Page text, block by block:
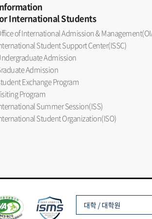
International Students
of International Admission &
Student Support Center(ISSC)
Admission
Admission
Exchange Program
Program
Summer Session(ISS)
Student Organization(ISO)
대학 / 대학원